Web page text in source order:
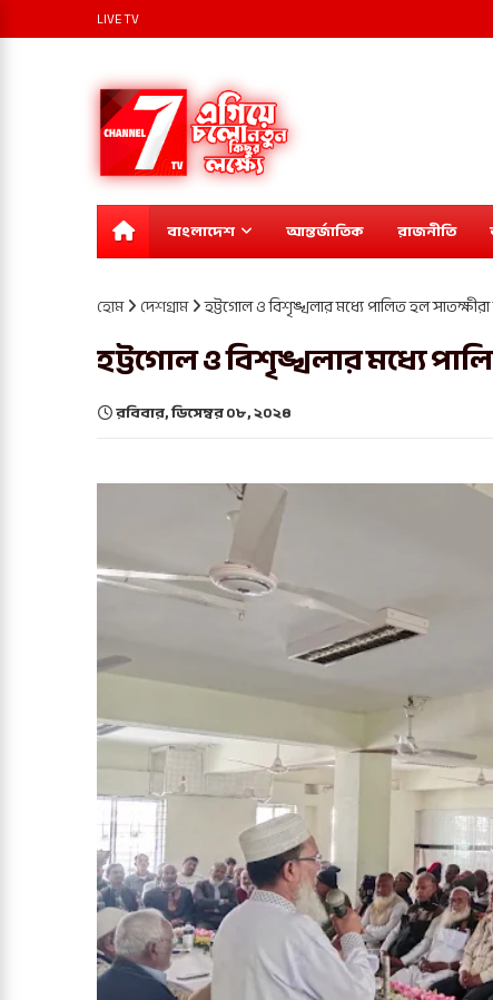
LIVE TV
বাংলাদেশ আন্তর্জাতিক রাজনীতি
হোম দেশগ্রাম হট্টগোল ও বিশৃঙ্খলার মধ্যে পালিত হল
হট্টগোল ও বিশৃঙ্খলার মধ্যে
রবিবার, ডিসেম্বর ০৮, ২০২৪